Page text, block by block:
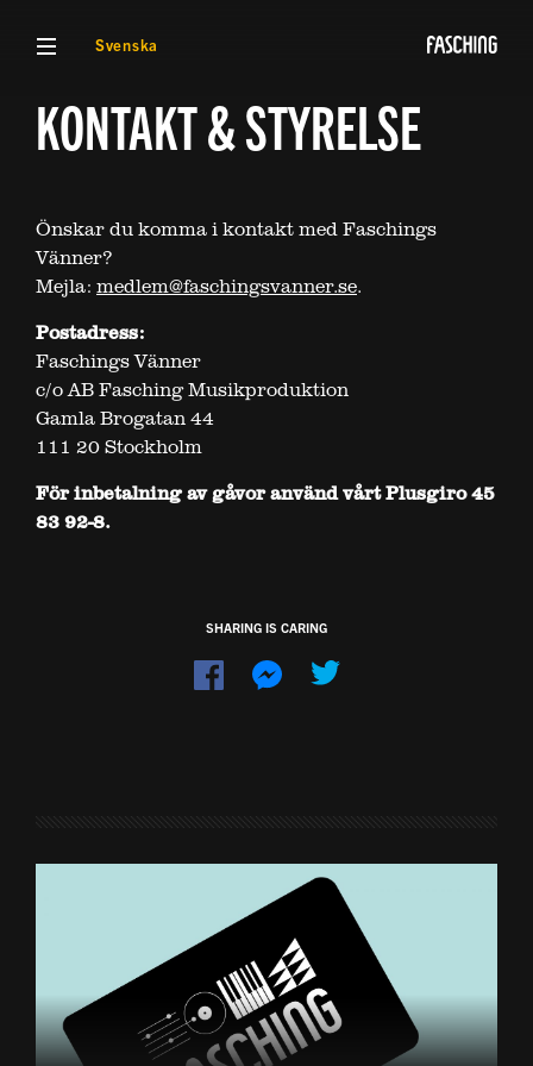
VISA MENYSvenska
KONTAKT & STYRELSE
Önskar du komma i kontakt med Faschings
Vänner?
Mejla: medlem@faschingsvanner.se.
Postadress:
Faschings Vänner
c/o AB Fasching Musikproduktion
Gamla Brogatan 44
111 20 Stockholm
För inbetalning av gåvor använd vårt Plusgiro 45
83 92-8.
SHARING IS CARING
Dela
Dela